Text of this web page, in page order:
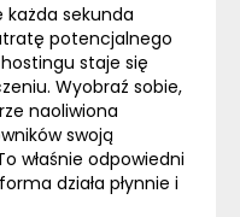
każda sekunda
potencjalnego
staje się
Wyobraź sobie,
naoliwiona
swoją
właśnie odpowiedni
działa płynnie i